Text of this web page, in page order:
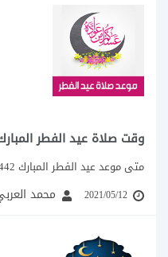
وقت صلاة عيد الفطر المبارك 2021-
2021/05/12 محمد